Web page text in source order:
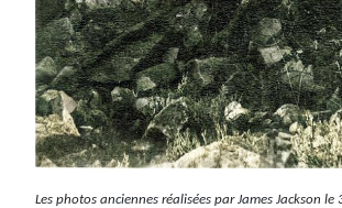
Les photos anciennes réalisées par James Jackson le